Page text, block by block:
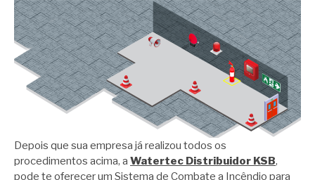
Depois que sua empresa já realizou todos os
procedimentos acima, a Watertec Distribuidor KSB,
pode te oferecer um Sistema de Combate a Incêndio para